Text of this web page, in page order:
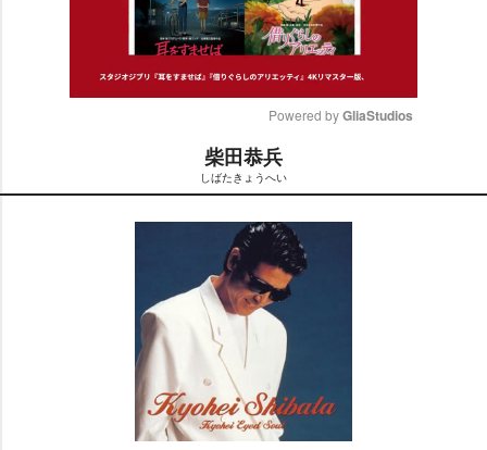
t
e
Powered by GliaStudios
柴田恭兵
しばたきょうへい